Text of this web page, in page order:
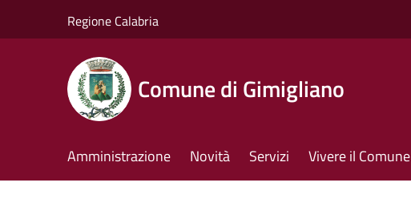
Regione Calabria
Comune di Gimigliano
Amministrazione Novità Servizi Vivere il Comune